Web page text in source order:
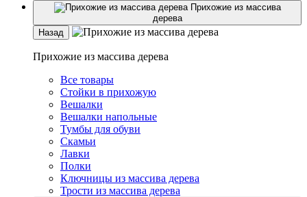
Прихожие из массива
дерева
Назад
Прихожие из массива дерева
Все товары
Стойки в прихожую
Вешалки
Вешалки напольные
Тумбы для обуви
Скамьи
Лавки
Полки
Ключницы из массива дерева
Трости из массива дерева